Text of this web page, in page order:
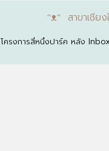
ᵔᴥᵔ สาขาเชี
โครงการสี่หนึ่งปาร์ค หลัง